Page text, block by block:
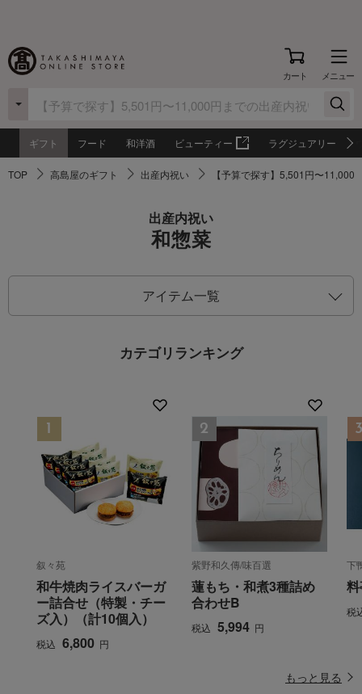
カート メニュー
ギフト フード 和洋酒 ビューティー ラグジュアリー
TOP 高島屋のギフト 出産内祝い 【予算で探す】5,501円〜11,000
出産内祝い
和惣菜
アイテム一覧
カテゴリランキング
叙々苑
和牛焼肉ライスバーガ
ー詰合せ（特製・チー
ズ入）（計10個入）
税込 6,800 円
紫野和久傳/味百選
蓮もち・和煮3種詰め
合わせB
税込 5,994 円
下
税
もっと見る